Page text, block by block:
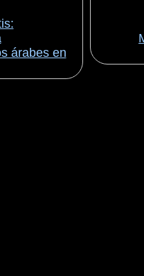
árabes en